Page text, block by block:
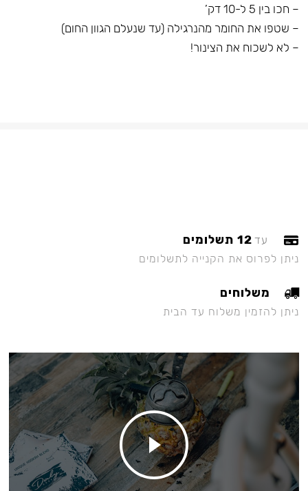
– חכו בין 5 ל-10 דק’
– שטפו את החומר מהנרגילה (עד שנעלם הגוון החום)
– לא לשכוח את הצינור!
עד 12 תשלומים
ניתן לפרוס את הקנייה לתשלומים
משלוחים
ניתן להזמין משלוח עד הבית